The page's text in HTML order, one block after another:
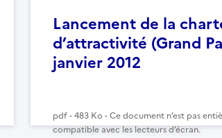
Lancement de la
d’attractivité (Grand
janvier 2012
pdf - 483 Ko - Ce document n’est pas
compatible avec les lecteurs d’écran.